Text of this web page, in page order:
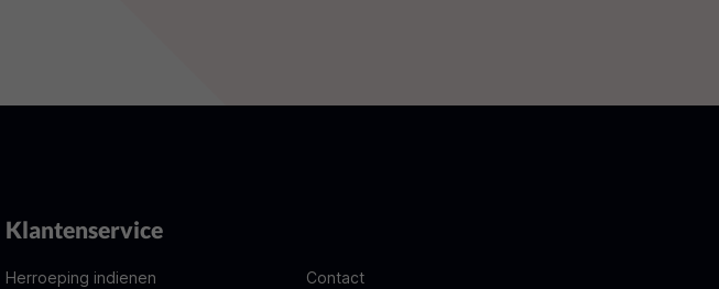
Klantenservice
Herroeping indienen
Contact